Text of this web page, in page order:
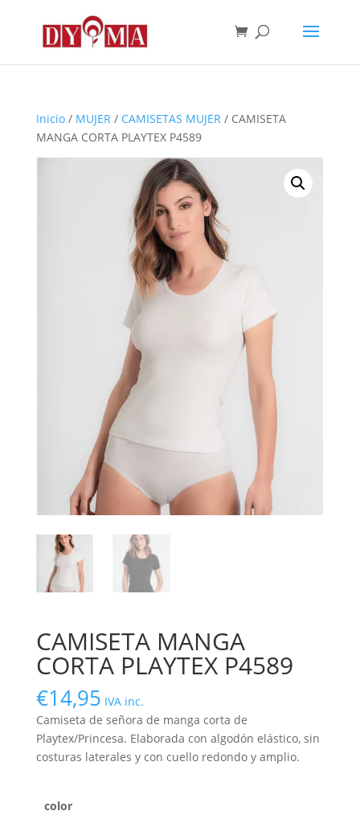
Inicio/ MUJER/ CAMISETAS MUJER/ CAMISETA
MANGA CORTA PLAYTEX P4589
CAMISETA MANGA
CORTA PLAYTEX P4589
€14,95 IVA inc.
Camiseta de señora de manga corta de
Playtex/Princesa. Elaborada con algodón elástico, sin
costuras laterales y con cuello redondo y amplio.
color